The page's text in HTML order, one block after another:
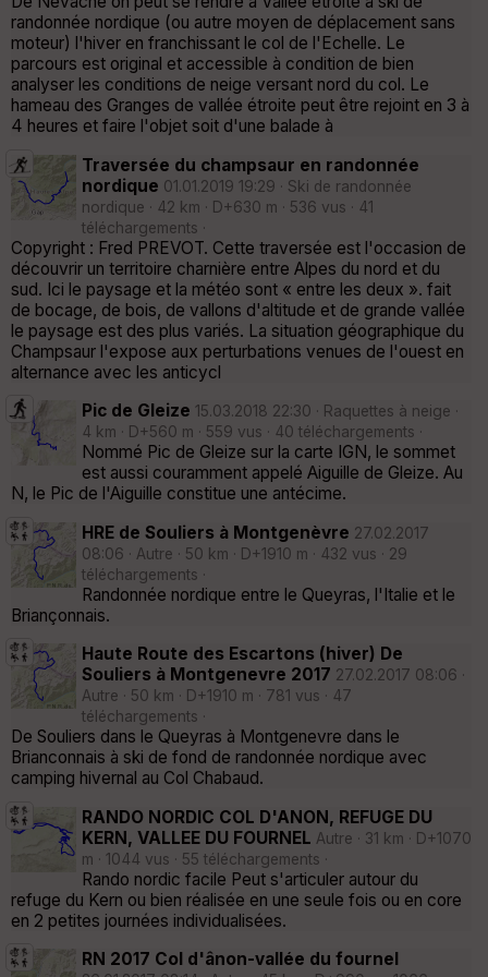
randonnée nordique (ou autre moyen de déplacement sans
moteur) l'hiver en franchissant le col de l'Echelle. Le
parcours est original et accessible à condition de bien
analyser les conditions de neige versant nord du col. Le
hameau des Granges de vallée étroite peut être rejoint en 3 à
4 heures et faire l'objet soit d'une balade à
Traversée du champsaur en randonnée
nordique 01.01.2019 19:29 · Ski de randonnée
nordique · 42 km · D+630 m · 536 vus · 41
téléchargements ·
Copyright : Fred PREVOT. Cette traversée est l'occasion de
découvrir un territoire charnière entre Alpes du nord et du
sud. Ici le paysage et la météo sont « entre les deux ». fait
de bocage, de bois, de vallons d'altitude et de grande vallée
le paysage est des plus variés. La situation géographique du
Champsaur l'expose aux perturbations venues de l'ouest en
alternance avec les anticycl
Pic de Gleize 15.03.2018 22:30 · Raquettes à neige ·
4 km · D+560 m · 559 vus · 40 téléchargements ·
Nommé Pic de Gleize sur la carte IGN, le sommet
est aussi couramment appelé Aiguille de Gleize. Au
N, le Pic de l'Aiguille constitue une antécime.
HRE de Souliers à Montgenèvre 27.02.2017
08:06 · Autre · 50 km · D+1910 m · 432 vus · 29
téléchargements ·
Randonnée nordique entre le Queyras, l'Italie et le
Briançonnais.
Haute Route des Escartons (hiver) De
Souliers à Montgenevre 2017 27.02.2017 08:06 ·
Autre · 50 km · D+1910 m · 781 vus · 47
téléchargements ·
De Souliers dans le Queyras à Montgenevre dans le
Brianconnais à ski de fond de randonnée nordique avec
camping hivernal au Col Chabaud.
RANDO NORDIC COL D'ANON, REFUGE DU
KERN, VALLEE DU FOURNEL Autre · 31 km · D+1070
m · 1044 vus · 55 téléchargements ·
Rando nordic facile Peut s'articuler autour du
refuge du Kern ou bien réalisée en une seule fois ou en core
en 2 petites journées individualisées.
RN 2017 Col d'ânon-vallée du fournel